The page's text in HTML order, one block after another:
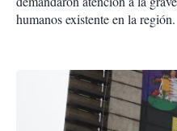
humanos existente en la región.